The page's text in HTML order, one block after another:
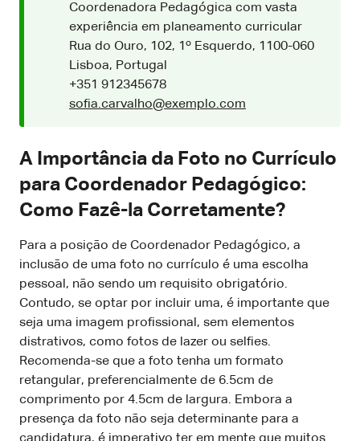
Coordenadora Pedagógica com vasta
experiência em planeamento curricular
Rua do Ouro, 102, 1º Esquerdo, 1100-060
Lisboa, Portugal
+351 912345678
sofia.carvalho@exemplo.com
A Importância da Foto no Currículo
para Coordenador Pedagógico:
Como Fazê-la Corretamente?
Para a posição de Coordenador Pedagógico, a
inclusão de uma foto no currículo é uma escolha
pessoal, não sendo um requisito obrigatório.
Contudo, se optar por incluir uma, é importante que
seja uma imagem profissional, sem elementos
distrativos, como fotos de lazer ou selfies.
Recomenda-se que a foto tenha um formato
retangular, preferencialmente de 6.5cm de
comprimento por 4.5cm de largura. Embora a
presença da foto não seja determinante para a